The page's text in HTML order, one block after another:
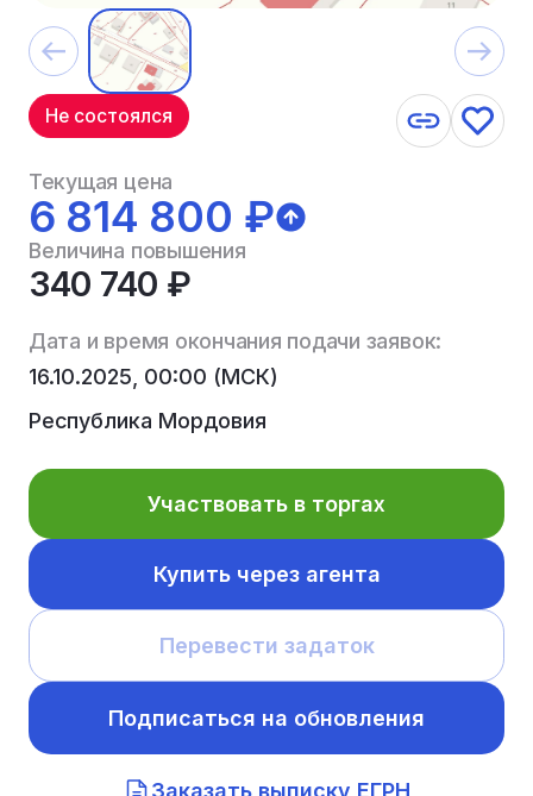
Не состоялся
Текущая цена
6 814 800 ₽
Величина повышения
340 740 ₽
Дата и время окончания подачи заявок:
16.10.2025, 00:00 (МСК)
Республика Мордовия
Участвовать в торгах
Купить через агента
Перевести задаток
Подписаться на обновления
Заказать выписку ЕГРН